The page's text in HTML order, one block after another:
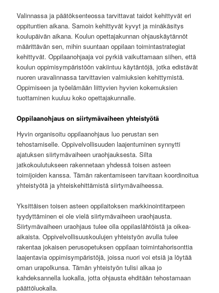
Valinnassa ja päätöksenteossa tarvittavat taidot kehittyvät eri
oppituntien aikana. Samoin kehittyvät kyvyt ja minäkäsitys
koulupäivän aikana. Koulun opettajakunnan ohjauskäytännöt
määrittävän sen, mihin suuntaan oppilaan toimintastrategiat
kehittyvät. Oppilaanohjaaja voi pyrkiä vaikuttamaan siihen, että
koulun oppimisympäristöön vakiintuu käytäntöjä, jotka edistävät
nuoren uravalinnassa tarvittavien valmiuksien kehittymistä.
Oppimiseen ja työelämään liittyvien hyvien kokemuksien
tuottaminen kuuluu koko opettajakunnalle.
Oppilaanohjaus on siirtymävaiheen yhteistyötä
Hyvin organisoitu oppilaanohjaus luo perustan sen
tehostamiselle. Oppivelvollisuuden laajentuminen synnytti
ajatuksen siirtymävaiheen uraohjauksesta. Silta
jatkokoulutukseen rakennetaan yhdessä toisen asteen
toimijoiden kanssa. Tämän rakentamiseen tarvitaan koordinoitua
yhteistyötä ja yhteiskehittämistä siirtymävaiheessa.
Yksittäisen toisen asteen oppilaitoksen markkinointitarpeen
tyydyttäminen ei ole vielä siirtymävaiheen uraohjausta.
Siirtymävaiheen uraohjaus tulee olla oppilaslähtöistä ja oikea-
aikaista. Oppivelvollisuuskoulujen yhteistyön avulla tulee
rakentaa jokaisen perusopetuksen oppilaan toimintahorisonttia
laajentavia oppimisympäristöjä, joissa nuori voi etsiä ja löytää
oman urapolkunsa. Tämän yhteistyön tulisi alkaa jo
kahdeksannella luokalla, jotta ohjausta ehditään tehostamaan
päättöluokalla.